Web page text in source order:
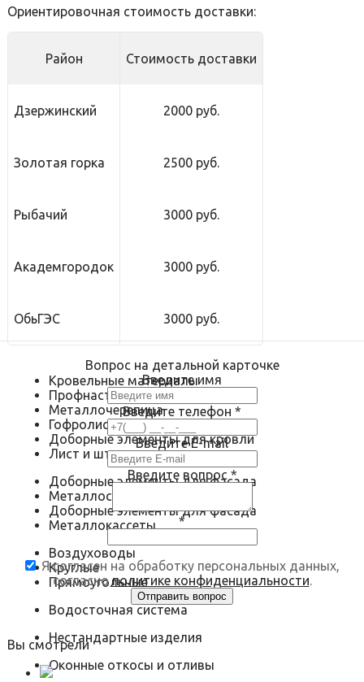
Ориентировочная стоимость доставки:
Район Стоимость доставки
Дзержинский 2000 руб.
Золотая горка 2500 руб.
Рыбачий 3000 руб.
Академгородок 3000 руб.
ОбьГЭС 3000 руб.
Вопрос на детальной карточке
Введите имя
Введите телефон *
Введите E-mail
Введите вопрос *
*
Я согласен на обработку персональных данных,
согласнополитике конфиденциальности.
Вы смотрели
Кровельные материалы
Профнастил
Металлочерепица
Гофролист
Доборные элементы для кровли
Лист и штрипс
Доборные элементы для фасада
Металлосайдинг
Доборные элементы для фасада
Металлокассеты
Воздуховоды
Круглые
Прямоугольные
Водосточная система
Нестандартные изделия
Оконные откосы и отливы